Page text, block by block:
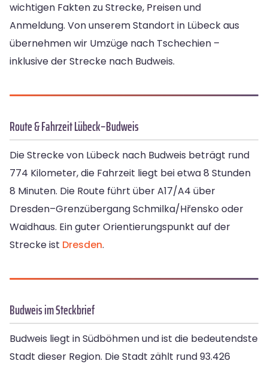
wichtigen Fakten zu Strecke, Preisen und
Anmeldung. Von unserem Standort in Lübeck aus
übernehmen wir Umzüge nach Tschechien –
inklusive der Strecke nach Budweis.
Route & Fahrzeit Lübeck–Budweis
Die Strecke von Lübeck nach Budweis beträgt rund
774 Kilometer, die Fahrzeit liegt bei etwa 8 Stunden
8 Minuten. Die Route führt über A17/A4 über
Dresden–Grenzübergang Schmilka/Hřensko oder
Waidhaus. Ein guter Orientierungspunkt auf der
Strecke ist Dresden.
Budweis im Steckbrief
Budweis liegt in Südböhmen und ist die bedeutendste
Stadt dieser Region. Die Stadt zählt rund 93.426